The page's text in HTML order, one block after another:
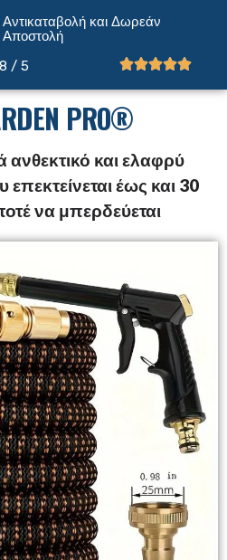
Αντικαταβολή και Δωρεάν
Αποστολή
/ 5

PRO®
ανθεκτικό και ελαφρύ
επεκτείνεται έως και 30
να μπερδεύεται